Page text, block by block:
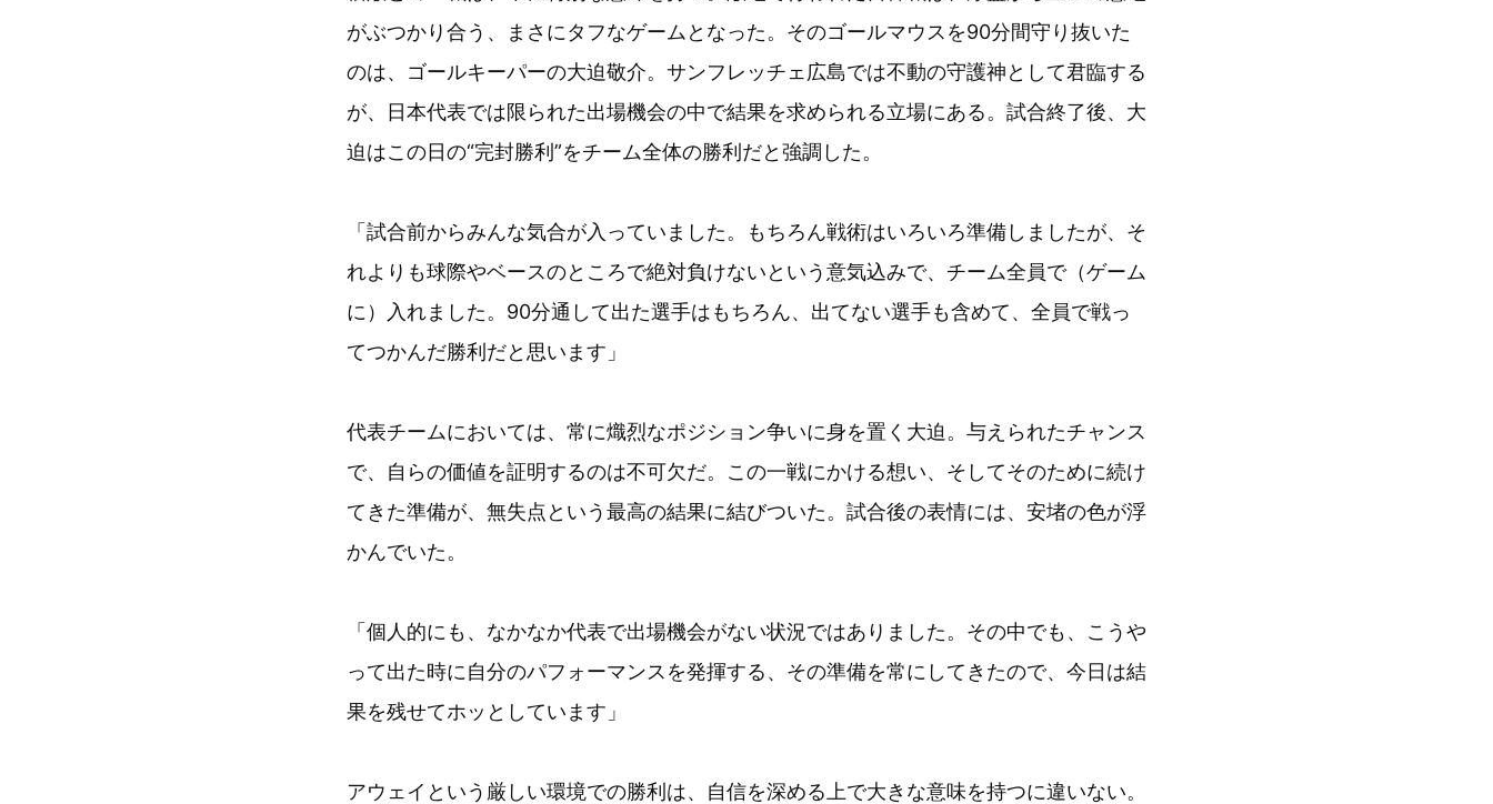
がぶつかり合う、まさにタフなゲームとなった。そのゴールマウスを90分間守り抜いた
のは、ゴールキーパーの大迫敬介。サンフレッチェ広島では不動の守護神として君臨する
が、日本代表では限られた出場機会の中で結果を求められる立場にある。試合終了後、大
迫はこの日の“完封勝利”をチーム全体の勝利だと強調した。
「試合前からみんな気合が入っていました。もちろん戦術はいろいろ準備しましたが、そ
れよりも球際やベースのところで絶対負けないという意気込みで、チーム全員で（ゲーム
に）入れました。90分通して出た選手はもちろん、出てない選手も含めて、全員で戦っ
てつかんだ勝利だと思います」
代表チームにおいては、常に熾烈なポジション争いに身を置く大迫。与えられたチャンス
で、自らの価値を証明するのは不可欠だ。この一戦にかける想い、そしてそのために続け
てきた準備が、無失点という最高の結果に結びついた。試合後の表情には、安堵の色が浮
かんでいた。
「個人的にも、なかなか代表で出場機会がない状況ではありました。その中でも、こうや
って出た時に自分のパフォーマンスを発揮する、その準備を常にしてきたので、今日は結
果を残せてホッとしています」
アウェイという厳しい環境での勝利は、自信を深める上で大きな意味を持つに違いない。